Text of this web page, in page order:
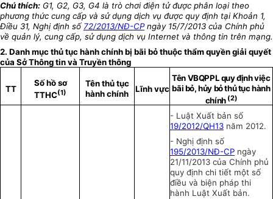
Chú thích: G1, G2, G3, G4 là trò chơi điện tử được phân loại theo
phương thức cung cấp và sử dụng dịch vụ được quy định tại Khoản 1,
Điều 31, Nghị định số72/2013/NĐ-CPngày 15/7/2013 của Chính phủ
về quản lý, cung cấp, sử dụng dịch vụ Internet và thông tin trên mạng.
2. Danh mục thủ tục hành chính bị bãi bỏ thuộc thẩm quyền giải quyết
của Sở Thông tin và Truyền thông
TT
Số hồ sơ
TTHC(1)
Tên thủ tục
hành chính
Lĩnh vực
Tên VBQPPL quy định việc
bãi bỏ, hủy bỏ thủ tục hành
chính (2)
- Luật Xuất bản số
19/2012/QH13 năm 2012.
- Nghị định số
195/2013/NĐ-CP ngày
21/11/2013 của Chính phủ
quy định chi tiết một số
điều và biện pháp thi
hành Luật Xuất bản.